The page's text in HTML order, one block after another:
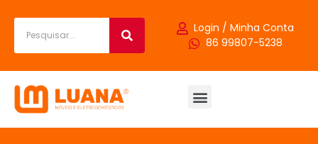
Login / Minha Conta
86 99807-5238